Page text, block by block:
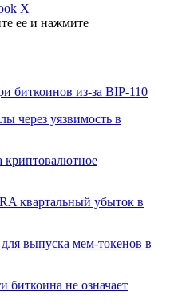
X
ее и нажмите
биткоинов из-за BIP-110
через уязвимость в
криптовалютное
квартальный убыток в
выпуска мем-токенов в
биткоина не означает